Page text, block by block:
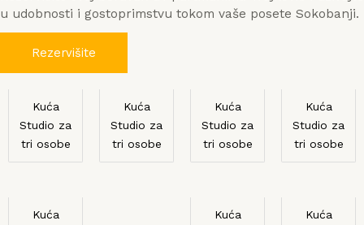
u udobnosti i gostoprimstvu tokom vaše posete Sokobanji.
Rezervišite
Kuća
Studio za
tri osobe
Kuća
Studio za
tri osobe
Kuća
Studio za
tri osobe
Kuća
Studio za
tri osobe
Kuća
Kuća
Kuća